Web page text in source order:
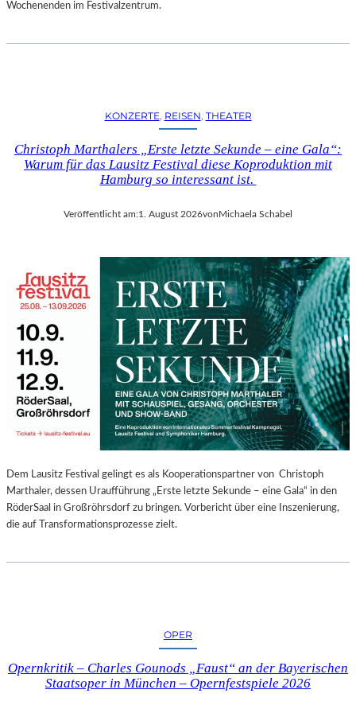
W
S
C
H
N
N
S
T
Ü
H
L
E
N
“
–
A
U
S
S
T
R
I
Wochenenden im Festivalzentrum.
KONZERTE, REISEN THEATER
Christoph Marthalers „Erste letzte Sekunde – eine Gala“:
Warum für das Lausitz Festival diese Koproduktion mit
Hamburg so interessant ist.
Veröffentlicht am:1. August 2026vonMichaela Schabel
Dem Lausitz Festival gelingt es als Kooperationspartner von Christoph
Marthaler, dessen Uraufführung „Erste letzte Sekunde – eine Gala“ in den
RöderSaal in Großröhrsdorf zu bringen. Vorbericht über eine Inszenierung,
die auf Transformationsprozesse zielt.
OPER
Opernkritik – Charles Gounods „Faust“ an der Bayerischen
Staatsoper in München – Opernfestspiele 2026